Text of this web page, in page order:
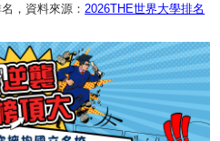
，資料來源： 2026THE世界大學排名